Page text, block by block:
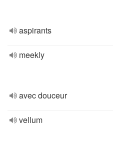
aspirants
meekly
avec douceur
vellum